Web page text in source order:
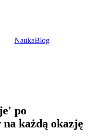
NaukaBlog
po
każdą okazję